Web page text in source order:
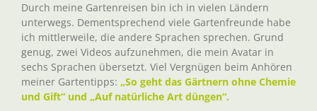
Durch meine Gartenreisen bin ich in vielen Ländern
unterwegs. Dementsprechend viele Gartenfreunde habe
ich mittlerweile, die andere Sprachen sprechen. Grund
genug, zwei Videos aufzunehmen, die mein Avatar in
sechs Sprachen übersetzt. Viel Vergnügen beim Anhören
meiner Gartentipps: „So geht das Gärtnern ohne Chemie
und Gift“ und „Auf natürliche Art düngen“.